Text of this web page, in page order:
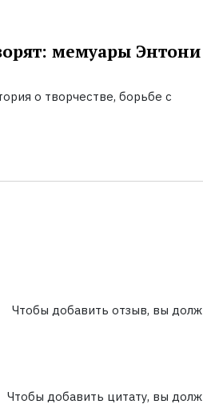
мемуары Энтони
о творчестве, борьбе с
Чтобы добавить отзыв, вы
Чтобы добавить цитату, вы